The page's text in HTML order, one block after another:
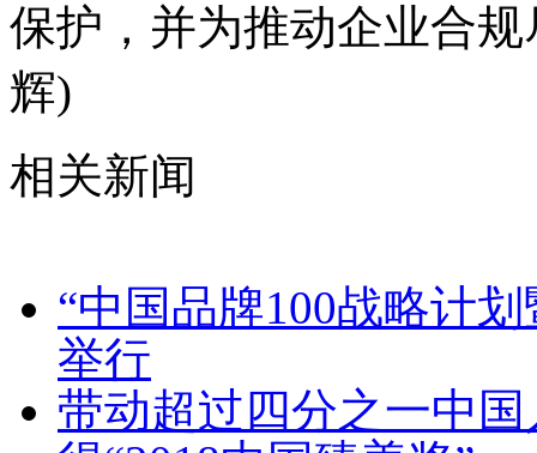
保护，并为推动企业合
辉)
相关新闻
“中国品牌100战略计
举行
带动超过四分之一中